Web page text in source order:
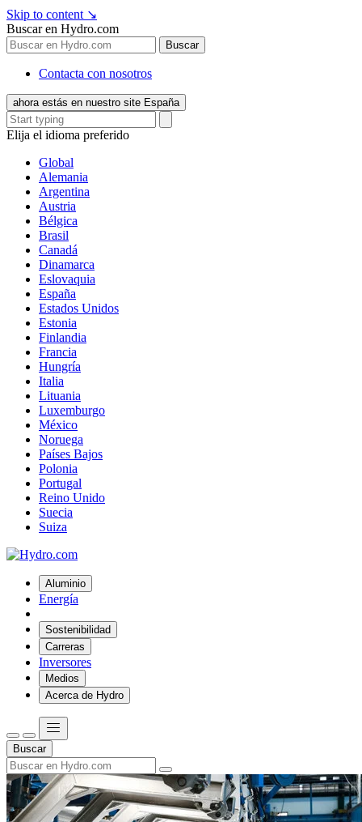
Skip to content ↘
Buscar en Hydro.com
Buscar
Contacta con nosotros
ahora estás en nuestro site España
Elija el idioma preferido
Global
Alemania
Argentina
Austria
Bélgica
Brasil
Canadá
Dinamarca
Eslovaquia
España
Estados Unidos
Estonia
Finlandia
Francia
Hungría
Italia
Lituania
Luxemburgo
México
Noruega
Países Bajos
Polonia
Portugal
Reino Unido
Suecia
Suiza
Aluminio
Energía
Sostenibilidad
Carreras
Inversores
Medios
Acerca de Hydro
Buscar